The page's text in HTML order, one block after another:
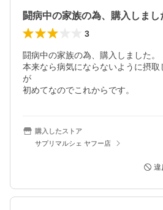
3
闘病中の家族の為、購入しました。
本来なら病気にならないように摂取
が
初めてなのでこれからです。
購入したストア
サプリマルシェ ヤフー店
違